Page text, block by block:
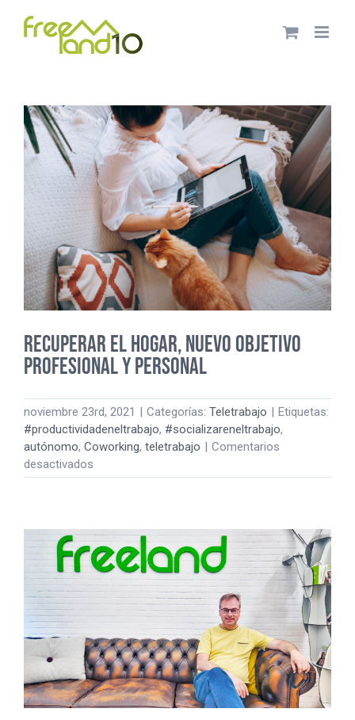
Recuperar el hogar, nuevo objetivo
profesional y personal
noviembre 23rd, 2021 | Categorías: Teletrabajo | Etiquetas:
#productividadeneltrabajo, #socializareneltrabajo,
autónomo, Coworking, teletrabajo | Comentarios
desactivados
Recuperar
nuevo
objetivo
profesional
personal